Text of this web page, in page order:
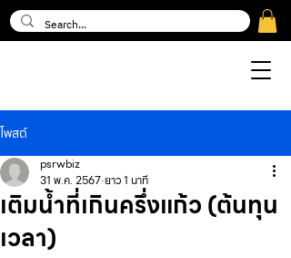
โพสต์
เติมน้ำที่เกินครึ่งแก้ว (ต้นทุน
เวลา)
psrwbiz
31 พ.ค. 2567 ยาว 1 นาที